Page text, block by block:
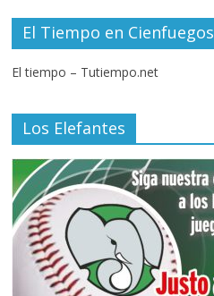
El Tiempo en Cienfuegos
El tiempo – Tutiempo.net
Los Elefantes